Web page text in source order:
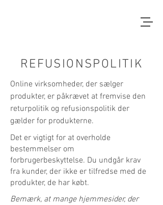
REFUSIONSPOLITIK
Online virksomheder, der sælger
produkter, er påkrævet at fremvise den
returpolitik og refusionspolitik der
gælder for produkterne.
Det er vigtigt for at overholde
bestemmelser om
forbrugerbeskyttelse. Du undgår krav
fra kunder, der ikke er tilfredse med de
produkter, de har købt.
Bemærk, at mange hjemmesider, der